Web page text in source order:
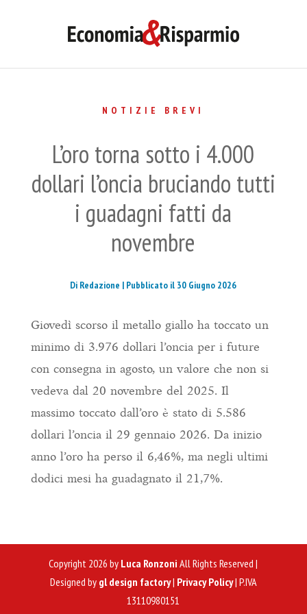
NOTIZIE BREVI
L’oro torna sotto i 4.000
dollari l’oncia bruciando tutti
i guadagni fatti da
novembre
Di Redazione | Pubblicato il 30 Giugno 2026
Giovedì scorso il metallo giallo ha toccato un
minimo di 3.976 dollari l’oncia per i future
con consegna in agosto, un valore che non si
vedeva dal 20 novembre del 2025. Il
massimo toccato dall’oro è stato di 5.586
dollari l’oncia il 29 gennaio 2026. Da inizio
anno l’oro ha perso il 6,46%, ma negli ultimi
dodici mesi ha guadagnato il 21,7%.
Copyright 2026 by Luca Ronzoni All Rights Reserved |
Designed by gl design factory| Privacy Policy| P.IVA
13110980151